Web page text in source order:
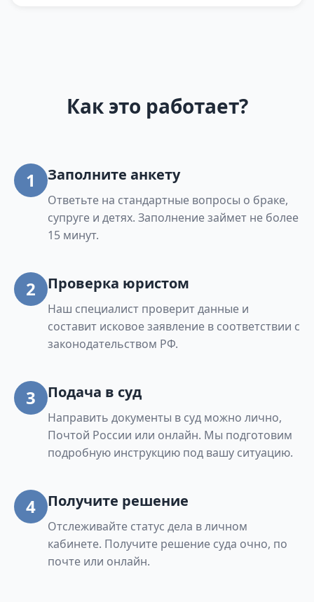
Как это работает?
1 Заполните анкету
Ответьте на стандартные вопросы о браке,
супруге и детях. Заполнение займет не более
15 минут.
2 Проверка юристом
Наш специалист проверит данные и
составит исковое заявление в соответствии с
законодательством РФ.
3 Подача в суд
Направить документы в суд можно лично,
Почтой России или онлайн. Мы подготовим
подробную инструкцию под вашу ситуацию.
4 Получите решение
Отслеживайте статус дела в личном
кабинете. Получите решение суда очно, по
почте или онлайн.